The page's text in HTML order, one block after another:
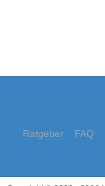
Ratgeber FAQ